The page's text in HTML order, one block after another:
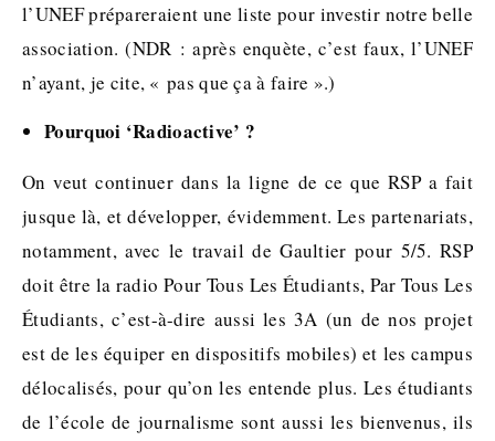
l’UNEF prépareraient une liste pour investir notre belle
association. (NDR : après enquète, c’est faux, l’UNEF
n’ayant, je cite, « pas que ça à faire ».)
Pourquoi ‘Radioactive’ ?
On veut continuer dans la ligne de ce que RSP a fait
jusque là, et développer, évidemment. Les partenariats,
notamment, avec le travail de Gaultier pour 5/5. RSP
doit être la radio Pour Tous Les Étudiants, Par Tous Les
Étudiants, c’est-à-dire aussi les 3A (un de nos projet
est de les équiper en dispositifs mobiles) et les campus
délocalisés, pour qu’on les entende plus. Les étudiants
de l’école de journalisme sont aussi les bienvenus, ils